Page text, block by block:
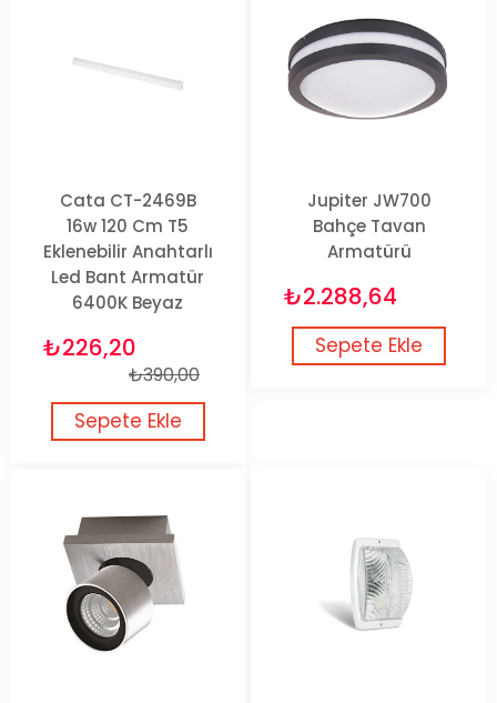
Cata CT-2469B
16w 120 Cm T5
Eklenebilir Anahtarlı
Led Bant Armatür
6400K Beyaz
₺226,20
₺390,00
Sepete Ekle
Jupiter JW700
Bahçe Tavan
Armatürü
₺2.288,64
Sepete Ekle